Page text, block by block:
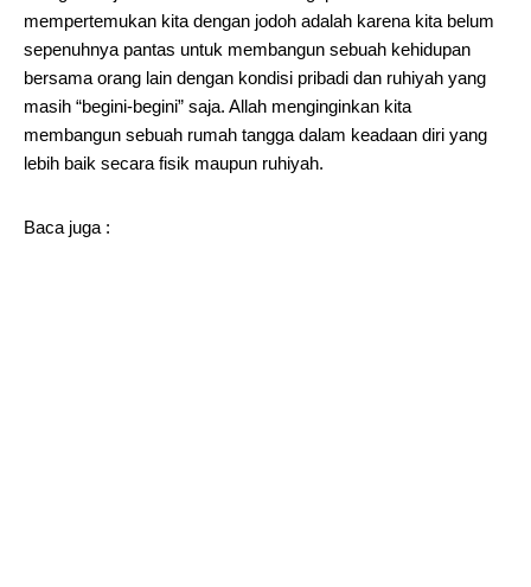
mempertemukan kita dengan jodoh adalah karena kita belum
sepenuhnya pantas untuk membangun sebuah kehidupan
bersama orang lain dengan kondisi pribadi dan ruhiyah yang
masih “begini-begini” saja. Allah menginginkan kita
membangun sebuah rumah tangga dalam keadaan diri yang
lebih baik secara fisik maupun ruhiyah.
Baca juga :